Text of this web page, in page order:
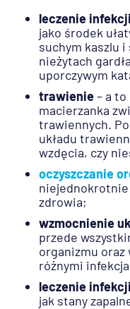
leczenie
jako środek
suchym kaszlu
nieżytach
uporczywym
trawienie– a
macierzanka
trawiennych.
układu
wzdęcia, czy
oczyszczanie
niejednokrotnie
zdrowia;
wzmocnienie
przede
organizmu oraz
różnymi
leczenie
jak stany